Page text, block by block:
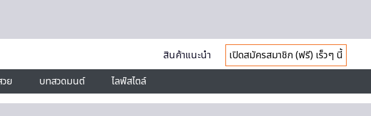
สินค้าแนะนำ
เปิดสมัครสมาชิก (ฟรี) เร็วๆ นี้
ย บทสวดมนต์ ไลฟ์สไตล์